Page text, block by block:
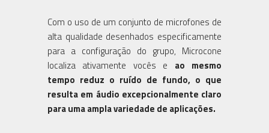
Com o uso de um conjunto de microfones de
alta qualidade desenhados especificamente
para a configuração do grupo, Microcone
localiza ativamente vocês e ao mesmo
tempo reduz o ruído de fundo, o que
resulta em áudio excepcionalmente claro
para uma ampla variedade de aplicações.